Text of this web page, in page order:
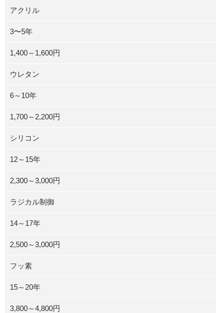
アクリル
3〜5年
1,400～1,600円
ウレタン
6～10年
1,700～2,200円
シリコン
12～15年
2,300～3,000円
ラジカル制御
14～17年
2,500～3,000円
フッ素
15～20年
3,800～4,800円